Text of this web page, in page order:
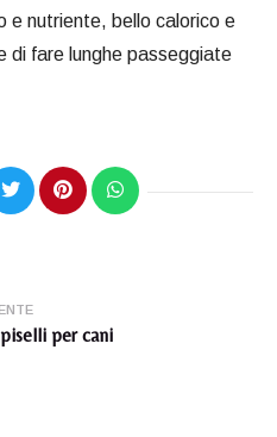
e nutriente, bello calorico e
di fare lunghe passeggiate
per cani